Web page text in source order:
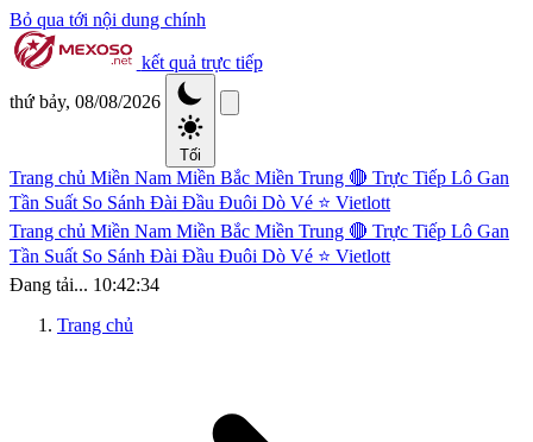
Bỏ qua tới nội dung chính
kết quả trực tiếp
thứ bảy, 08/08/2026
Tối
Trang chủ Miền Nam Miền Bắc Miền Trung 🔴 Trực Tiếp Lô Gan
Tần Suất So Sánh Đài Đầu Đuôi Dò Vé ⭐ Vietlott
Trang chủ Miền Nam Miền Bắc Miền Trung 🔴 Trực Tiếp Lô Gan
Tần Suất So Sánh Đài Đầu Đuôi Dò Vé ⭐ Vietlott
Đang tải... 10:42:34
Trang chủ